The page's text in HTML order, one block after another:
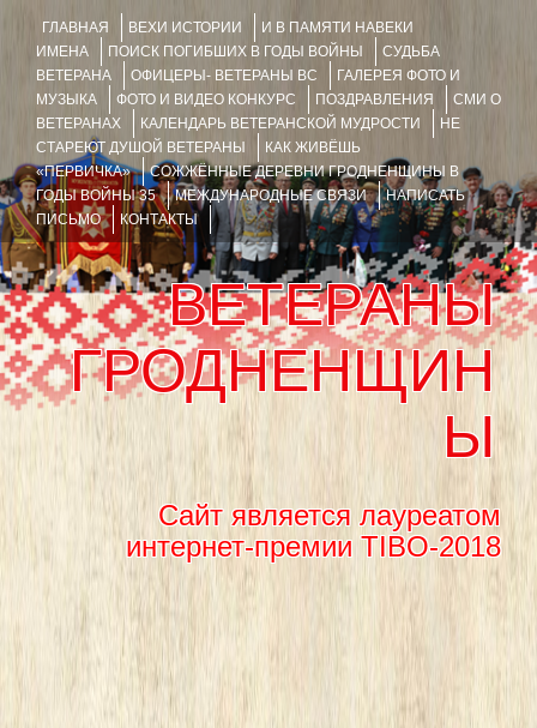
ГЛАВНАЯ ВЕХИ ИСТОРИИ
И В ПАМЯТИ НАВЕКИ
ИМЕНА
ПОИСК ПОГИБШИХ В ГОДЫ ВОЙНЫ
СУДЬБА
ВЕТЕРАНА
ОФИЦЕРЫ- ВЕТЕРАНЫ ВС
ГАЛЕРЕЯ ФОТО И
МУЗЫКА
ФОТО И ВИДЕО КОНКУРС ПОЗДРАВЛЕНИЯ
СМИ О
ВЕТЕРАНАХ
КАЛЕНДАРЬ ВЕТЕРАНСКОЙ МУДРОСТИ
НЕ
СТАРЕЮТ ДУШОЙ ВЕТЕРАНЫ
КАК ЖИВЁШЬ
«ПЕРВИЧКА»
СОЖЖЁННЫЕ ДЕРЕВНИ ГРОДНЕНЩИНЫ В
ГОДЫ ВОЙНЫ 35
МЕЖДУНАРОДНЫЕ СВЯЗИ
НАПИСАТЬ
ПИСЬМО
КОНТАКТЫ
ВЕТЕРАНЫ
ГРОДНЕНЩИН
Ы
Сайт является лауреатом
интернет-премии TIBO-2018